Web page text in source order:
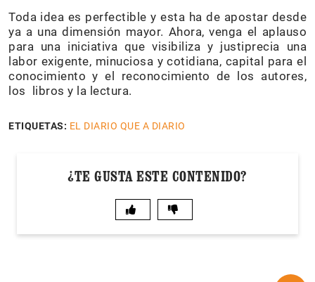
Toda idea es perfectible y esta ha de apostar desde
ya a una dimensión mayor. Ahora, venga el aplauso
para una iniciativa que visibiliza y justiprecia una
labor exigente, minuciosa y cotidiana, capital para el
conocimiento y el reconocimiento de los autores,
los libros y la lectura.
ETIQUETAS: EL DIARIO QUE A DIARIO
¿TE GUSTA ESTE CONTENIDO?